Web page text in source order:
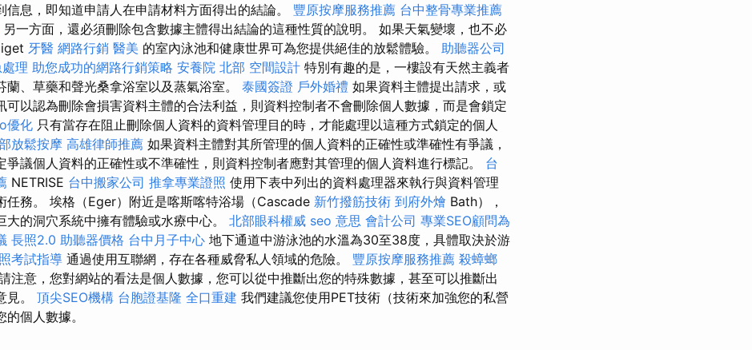
信息，即知道申請人在申請材料方面得出的結論。 豐原按摩服務推薦 台中整骨專業推薦
另一方面，還必須刪除包含數據主體得出結論的這種性質的說明。 如果天氣變壞，也不必
牙醫 網路行銷 醫美 的室內泳池和健康世界可為您提供絕佳的放鬆體驗。 助聽器公司
理 助您成功的網路行銷策略 安養院 北部 空間設計 特別有趣的是，一樓設有天然主義者
蘭、草藥和聲光桑拿浴室以及蒸氣浴室。 泰國簽證 戶外婚禮 如果資料主體提出請求，或
可以認為刪除會損害資料主體的合法利益，則資料控制者不會刪除個人數據，而是會鎖定
優化 只有當存在阻止刪除個人資料的資料管理目的時，才能處理以這種方式鎖定的個人
放鬆按摩 高雄律師推薦 如果資料主體對其所管理的個人資料的正確性或準確性有爭議，
爭議個人資料的正確性或不準確性，則資料控制者應對其管理的個人資料進行標記。 台
NETRISE 台中搬家公司 推拿專業證照 使用下表中列出的資料處理器來執行與資料管理
任務。 埃格（Eger）附近是喀斯喀特浴場（Cascade 新竹撥筋技術 到府外燴 Bath），
大的洞穴系統中擁有體驗或水療中心。 北部眼科權威 seo 意思 會計公司 專業SEO顧問為
長照2.0 助聽器價格 台中月子中心 地下通道中游泳池的水溫為30至38度，具體取決於游
考試指導 通過使用互聯網，存在各種威脅私人領域的危險。 豐原按摩服務推薦 殺蟑螂
注意，您對網站的看法是個人數據，您可以從中推斷出您的特殊數據，甚至可以推斷出
見。 頂尖SEO機構 台胞證基隆 全口重建 我們建議您使用PET技術（技術來加強您的私營
個人數據。